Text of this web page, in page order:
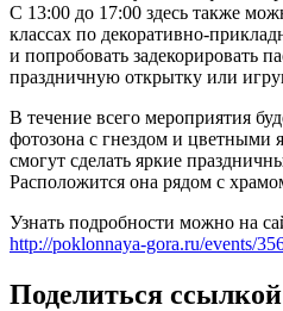
С 13:00 до 17:00 здесь также
классах по декоративно-
и попробовать задекорировать
праздничную открытку или
В течение всего мероприятия
фотозона с гнездом и
смогут сделать яркие
Расположится она рядом с
Узнать подробности можно на
http://poklonnaya-gora.ru/events/
Поделиться ссылкой